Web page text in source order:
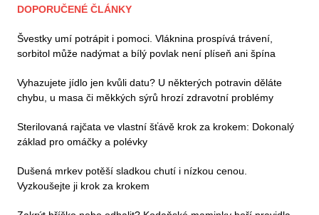
DOPORUČENÉ ČLÁNKY
Švestky umí potrápit i pomoci. Vláknina prospívá trávení,
sorbitol může nadýmat a bílý povlak není plíseň ani špína
Vyhazujete jídlo jen kvůli datu? U některých potravin děláte
chybu, u masa či měkkých sýrů hrozí zdravotní problémy
Sterilovaná rajčata ve vlastní šťávě krok za krokem: Dokonalý
základ pro omáčky a polévky
Dušená mrkev potěší sladkou chutí i nízkou cenou.
Vyzkoušejte ji krok za krokem